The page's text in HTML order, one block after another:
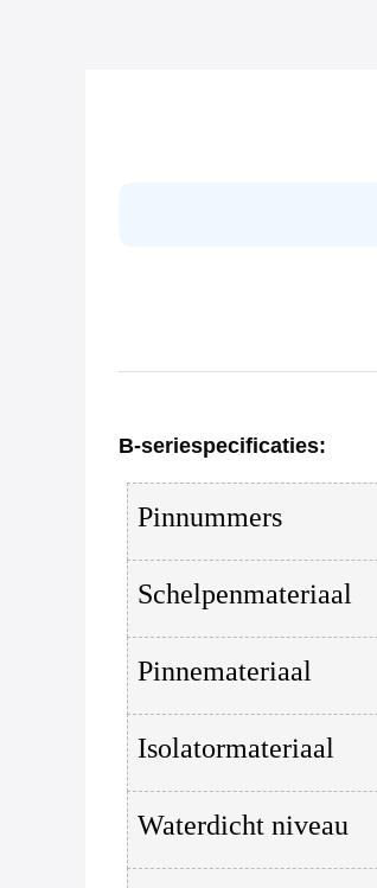
B-seriespecificaties:
Pinnummers
Schelpenmateriaal
Pinnemateriaal
Isolatormateriaal
Waterdicht niveau